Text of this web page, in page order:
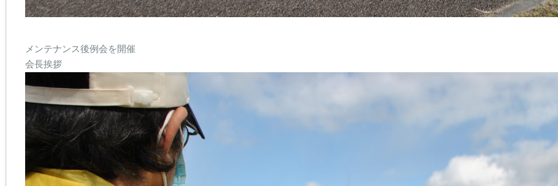
メンテナンス後例会を開催
会長挨拶